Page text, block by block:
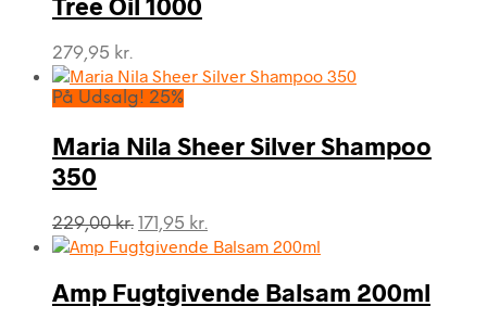
279,95 kr.
På Udsalg! 25%
Maria Nila Sheer Silver Shampoo
350
229,00kr. Den
oprindelige
var:
229,00 kr..
171,95 kr.
aktuelle
er:
171,95 kr..
Amp Fugtgivende Balsam 200ml